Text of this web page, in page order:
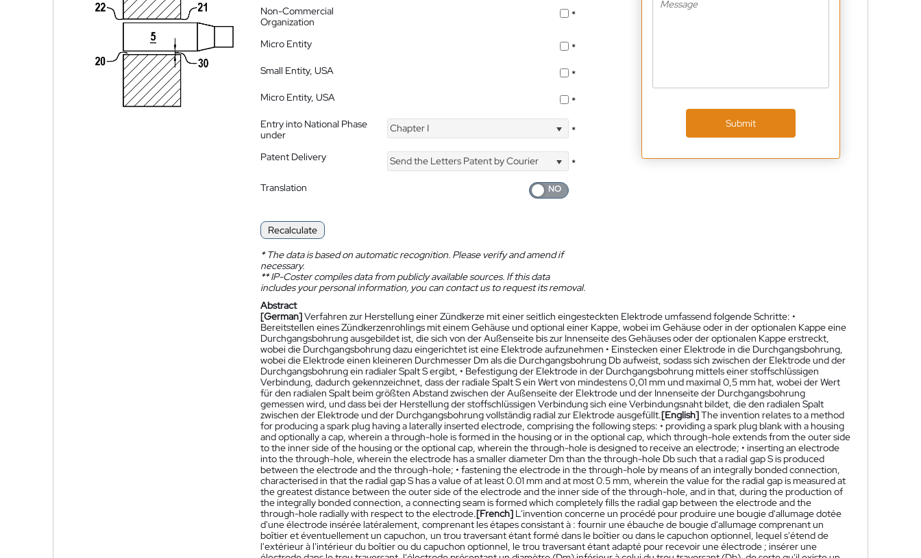
Non-Commercial
Organization
*
Micro Entity
*
Small Entity, USA
*
Micro Entity, USA
*
Entry into National Phase
under
Chapter I *
Patent Delivery Send the Letters Patent by Courier
*
Translation
Recalculate
*The data is based on automatic recognition. Please verify and amend if
necessary.
**IP-Coster compiles data from publicly available sources. If this data
includes your personal information, you can contact us to request its removal.
Submit
Abstract
[German]Verfahren zur Herstellung einer Zündkerze mit einer seitlich eingesteckten Elektrode umfassend folgende Schritte: •
Bereitstellen eines Zündkerzenrohlings mit einem Gehäuse und optional einer Kappe, wobei im Gehäuse oder in der optionalen Kappe eine
Durchgangsbohrung ausgebildet ist, die sich von der Außenseite bis zur Innenseite des Gehäuses oder der optionalen Kappe erstreckt,
wobei die Durchgangsbohrung dazu eingerichtet ist eine Elektrode aufzunehmen • Einstecken einer Elektrode in die Durchgangsbohrung,
wobei die Elektrode einen kleineren Durchmesser Dm als die Durchgangsbohrung Db aufweist, sodass sich zwischen der Elektrode und der
Durchgangsbohrung ein radialer Spalt S ergibt, • Befestigung der Elektrode in der Durchgangsbohrung mittels einer stoffschlüssigen
Verbindung, dadurch gekennzeichnet, dass der radiale Spalt S ein Wert von mindestens 0,01 mm und maximal 0,5 mm hat, wobei der Wert
für den radialen Spalt beim größten Abstand zwischen der Außenseite der Elektrode und der Innenseite der Durchgangsbohrung
gemessen wird, und dass bei der Herstellung der stoffschlüssigen Verbindung sich eine Verbindungsnaht bildet, die den radialen Spalt
zwischen der Elektrode und der Durchgangsbohrung vollständig radial zur Elektrode ausgefüllt.[English]The invention relates to a method
for producing a spark plug having a laterally inserted electrode, comprising the following steps: • providing a spark plug blank with a housing
and optionally a cap, wherein a through-hole is formed in the housing or in the optional cap, which through-hole extends from the outer side
to the inner side of the housing or the optional cap, wherein the through-hole is designed to receive an electrode; • inserting an electrode
into the through-hole, wherein the electrode has a smaller diameter Dm than the through-hole Db such that a radial gap S is produced
between the electrode and the through-hole; • fastening the electrode in the through-hole by means of an integrally bonded connection,
characterised in that the radial gap S has a value of at least 0.01 mm and at most 0.5 mm, wherein the value for the radial gap is measured at
the greatest distance between the outer side of the electrode and the inner side of the through-hole, and in that, during the production of
the integrally bonded connection, a connecting seam is formed which completely fills the radial gap between the electrode and the
through-hole radially with respect to the electrode.[French] L'invention concerne un procédé pour produire une bougie d'allumage dotée
d'une électrode insérée latéralement, comprenant les étapes consistant à : fournir une ébauche de bougie d'allumage comprenant un
boîtier et éventuellement un capuchon, un trou traversant étant formé dans le boîtier ou dans le capuchon optionnel, lequel s'étend de
l'extérieur à l'intérieur du boîtier ou du capuchon optionnel, le trou traversant étant adapté pour recevoir une électrode ; insérer une